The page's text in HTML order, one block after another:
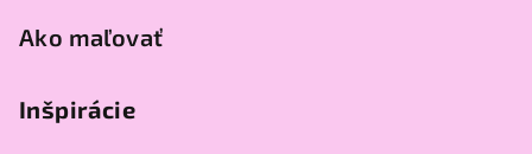
Ako maľovať
Inšpirácie